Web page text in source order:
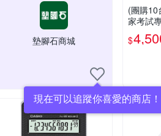
墊腳石商城
現在可以追蹤你喜愛的商店！
(團購10
家考試
機-FX-
$